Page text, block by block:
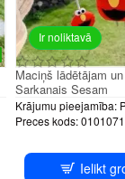
Ir noliktavā
Krājumu pieejamība:
Preces kods:
Maciņš lādētājam
Sarkanais Sesam
Ielikt